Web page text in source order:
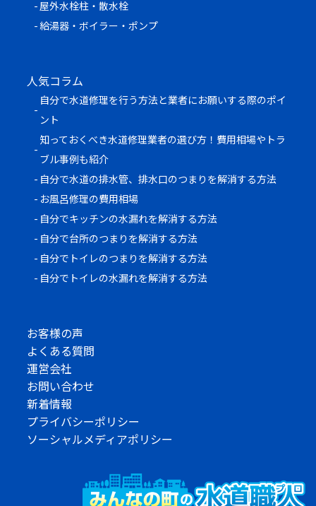
屋外水栓柱・散水栓
給湯器・ボイラー・ポンプ
人気コラム
自分で水道修理を行う方法と業者にお願いする際のポイ
ント
知っておくべき水道修理業者の選び方！費用相場やトラ
ブル事例も紹介
自分で水道の排水管、排水口のつまりを解消する方法
お風呂修理の費用相場
自分でキッチンの水漏れを解消する方法
自分で台所のつまりを解消する方法
自分でトイレのつまりを解消する方法
自分でトイレの水漏れを解消する方法
お客様の声
よくある質問
運営会社
お問い合わせ
新着情報
プライバシーポリシー
ソーシャルメディアポリシー